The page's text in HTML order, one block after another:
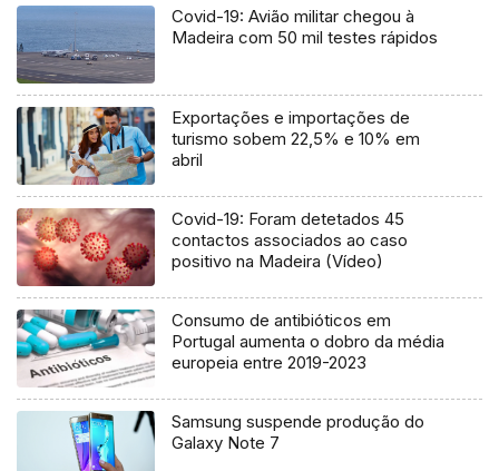
Covid-19: Avião militar chegou à
Madeira com 50 mil testes rápidos
Exportações e importações de
turismo sobem 22,5% e 10% em
abril
Covid-19: Foram detetados 45
contactos associados ao caso
positivo na Madeira (Vídeo)
Consumo de antibióticos em
Portugal aumenta o dobro da média
europeia entre 2019-2023
Samsung suspende produção do
Galaxy Note 7